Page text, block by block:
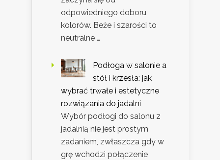
odpowiedniego doboru
kolorów. Beże i szarości to
neutralne …
Podłoga w salonie a
stół i krzesła: jak
wybrać trwałe i estetyczne
rozwiązania do jadalni
Wybór podłogi do salonu z
jadalnią nie jest prostym
zadaniem, zwłaszcza gdy w
grę wchodzi połączenie